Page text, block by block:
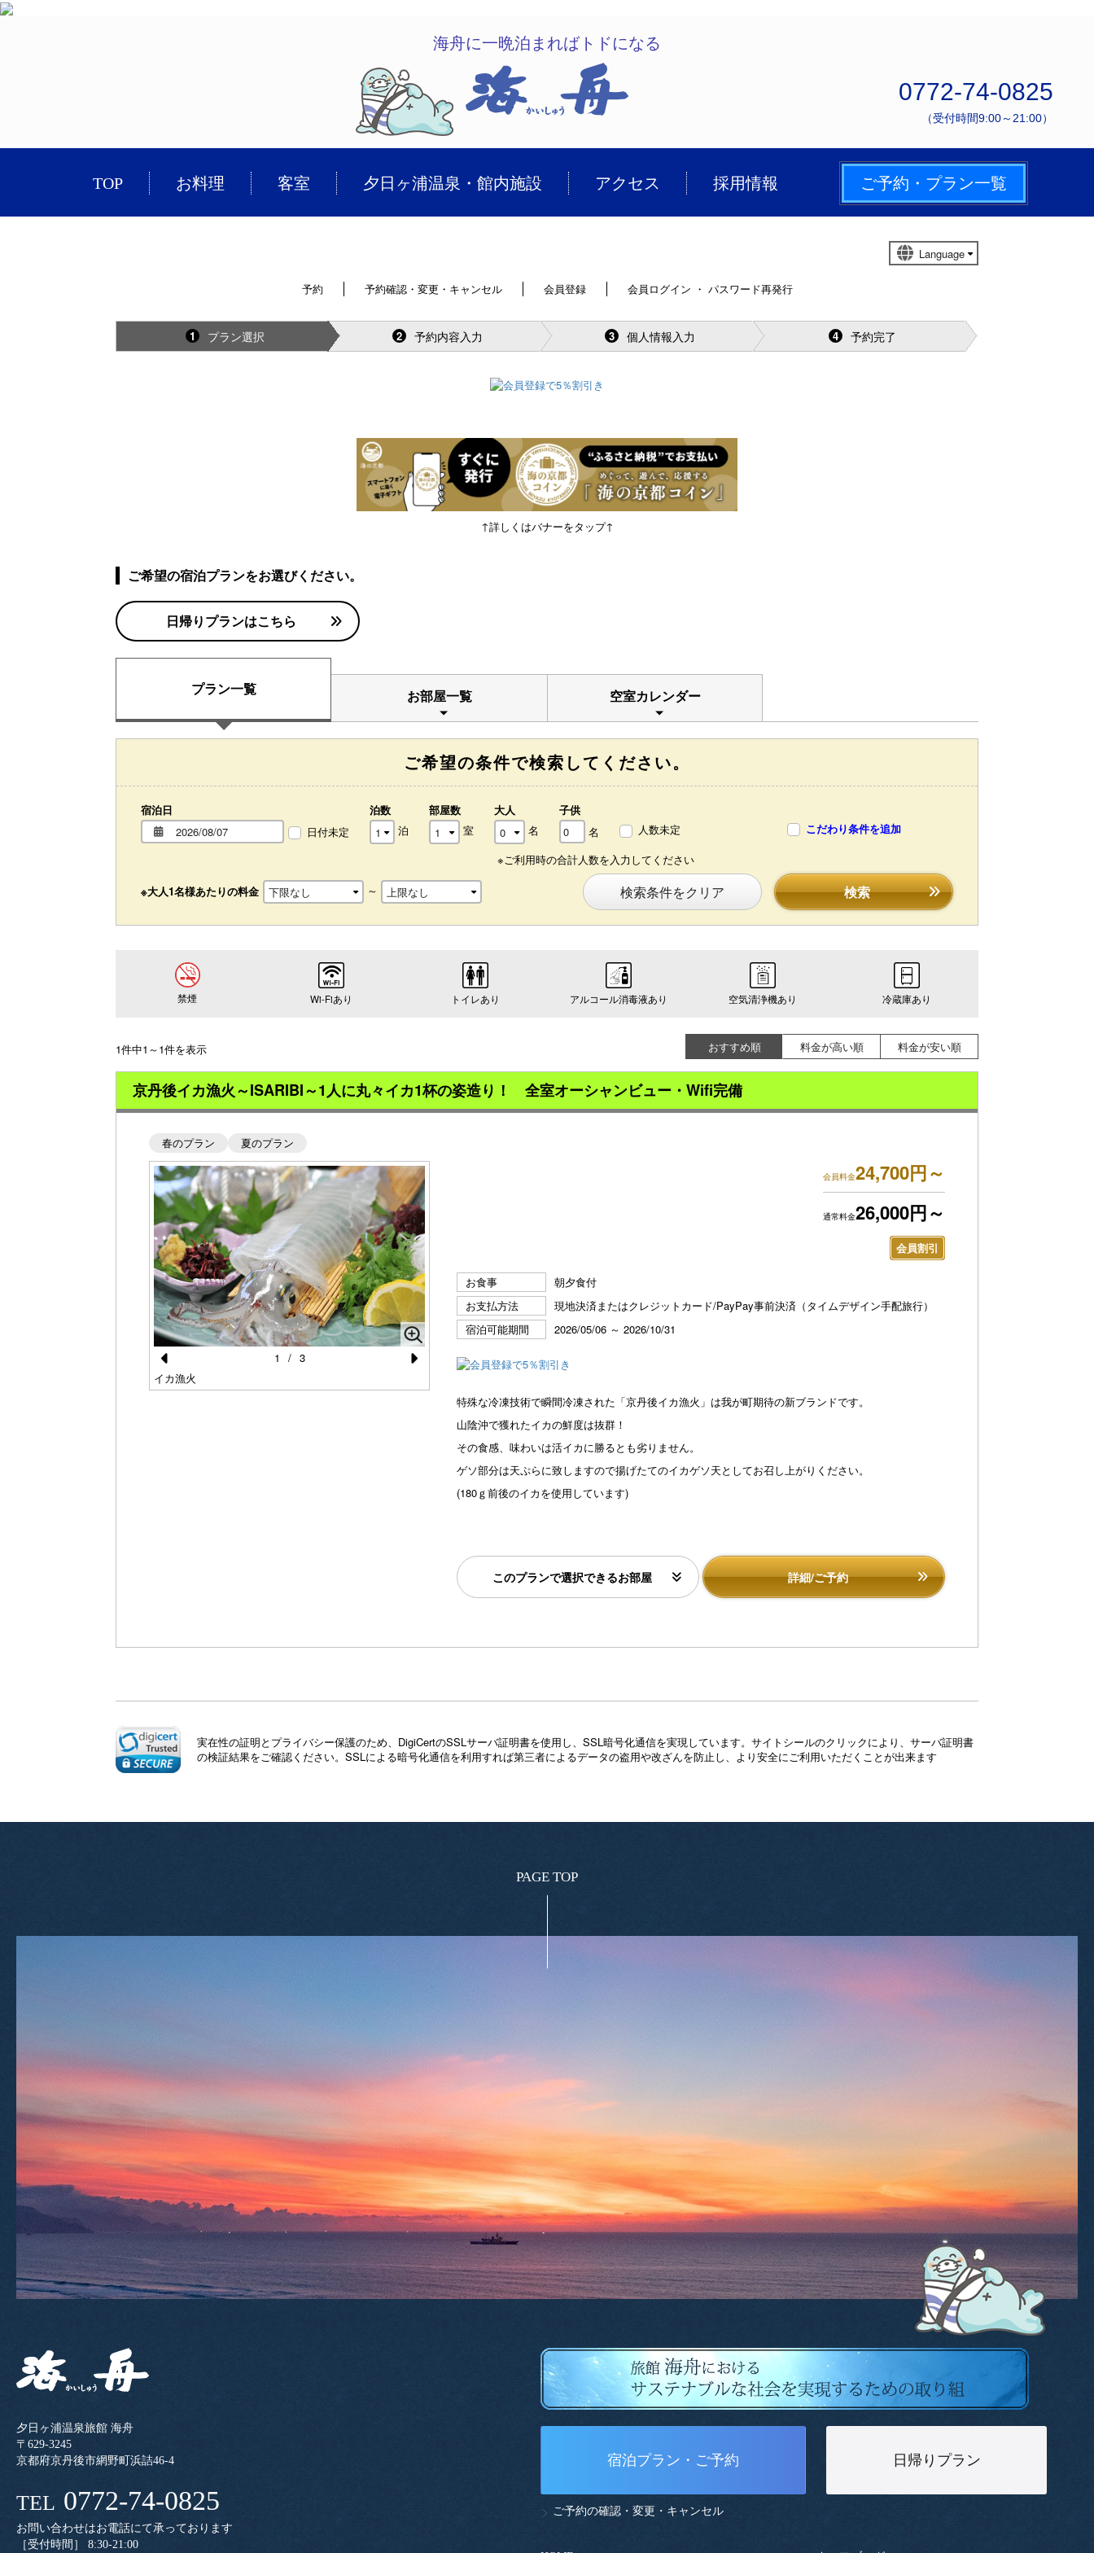
海舟に一晩泊まればトドになる
0772-74-0825
（受付時間9:00～21:00）
TOP お料理 客室 夕日ヶ浦温泉・館内施設 アクセス 採用情報 ご予約・プラン一覧
予約 予約確認・変更・キャンセル 会員登録 会員ログイン ・ パスワード再発行
1 プラン選択 2 予約内容入力 3 個人情報入力 4 予約完了
↑詳しくはバナーをタップ↑
ご希望の宿泊プランをお選びください。
日帰りプランはこちら
プラン一覧 お部屋一覧 空室カレンダー
ご希望の条件で検索してください。
宿泊日
日付未定
泊数
泊
部屋数
室
大人
名
子供
名
人数未定
※ご利用時の合計人数を入力してください
こだわり条件を追加
※大人1名様あたりの料金 ～ 検索条件をクリア 検索
禁煙 Wi-Fiあり トイレあり アルコール消毒液あり 空気清浄機あり 冷蔵庫あり
おすすめ順 料金が高い順 料金が安い順
1件中1～1件を表示
京丹後イカ漁火～ISARIBI～1人に丸々イカ1杯の姿造り！ 全室オーシャンビュー・Wifi完備
春のプラン 夏のプラン
Pr
イカ漁火
黒毛和牛ステーキ
透き通った夕日ヶ浦ビーチ
1 / 3
会員料金24,700円～
通常料金26,000円～
会員割引
お食事
朝夕食付
お支払方法
現地決済またはクレジットカード/PayPay事前決済（タイムデザイン手配旅行）
宿泊可能期間
2026/05/06 ～ 2026/10/31
特殊な冷凍技術で瞬間冷凍された「京丹後イカ漁火」は我が町期待の新ブランドです。
山陰沖で獲れたイカの鮮度は抜群！
その食感、味わいは活イカに勝るとも劣りません。
ゲソ部分は天ぷらに致しますので揚げたてのイカゲソ天としてお召し上がりください。
(180ｇ前後のイカを使用しています)
詳細/ご予約
このプランで選択できるお部屋
実在性の証明とプライバシー保護のため、DigiCertのSSLサーバ証明書を使用し、SSL暗号化通信を実現しています。サイトシールのクリックにより、サーバ証明書
の検証結果をご確認ください。SSLによる暗号化通信を利用すれば第三者によるデータの盗用や改ざんを防止し、より安全にご利用いただくことが出来ます
PAGE TOP
宿泊プラン・ご予約 日帰りプラン
ご予約の確認・変更・キャンセル
夕日ヶ浦温泉旅館 海舟
〒629-3245
京都府京丹後市網野町浜詰46-4
TEL 0772-74-0825
お問い合わせはお電話にて承っております
［受付時間］ 8:30-21:00